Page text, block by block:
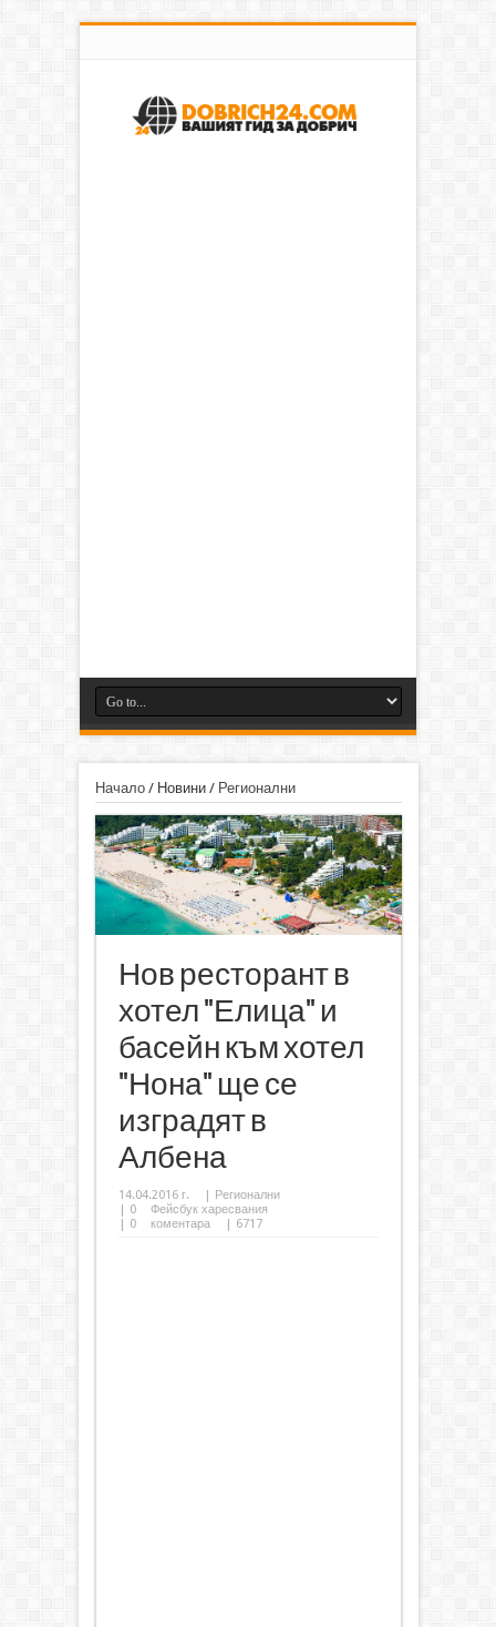
Начало/ Новини/ Регионални
Нов ресторант в
хотел "Елица" и
басейн към хотел
"Нона" ще се
изградят в
Албена
14.04.2016 г.
Регионални
0
Фейсбук харесвания
0 коментара | 6717